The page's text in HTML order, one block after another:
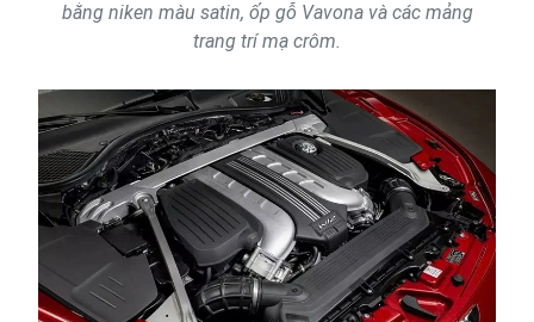
bằng niken màu satin, ốp gỗ Vavona và các mảng
trang trí mạ crôm.